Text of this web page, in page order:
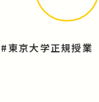
#東京大学正規授業